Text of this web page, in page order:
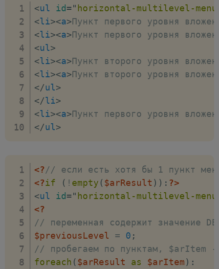
<ul id="horizontal-multilevel-menu
<li><a>Пункт первого уровня
<li><a>Пункт первого уровня
<ul>
<li><a>Пункт второго уровня
<li><a>Пункт второго уровня
</ul>
</li>
<li><a>Пункт первого уровня
</ul>
<?// если есть хотя бы 1 пункт
<?if ( ! empty ($arResult ) ) : ?>
<ul id="horizontal-multilevel-menu
<?
// переменная содержит значение
$previousLevel
= 0 ;
// пробегаем по пунктам, $arItem -
foreach ($arResult as $arItem) :